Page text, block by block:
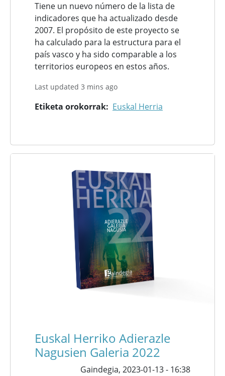
Tiene un nuevo número de la lista de
indicadores que ha actualizado desde
2007. El propósito de este proyecto se
ha calculado para la estructura para el
país vasco y ha sido comparable a los
territorios europeos en estos años.
Last updated 3 mins ago
Etiketa orokorrak Euskal Herria
Euskal Herriko Adierazle
Nagusien Galeria 2022
Gaindegia, 2023-01-13 - 16:38